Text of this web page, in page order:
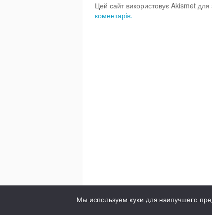
Цей сайт використовує Akismet
коментарів.
Мы используем куки для наилучшего